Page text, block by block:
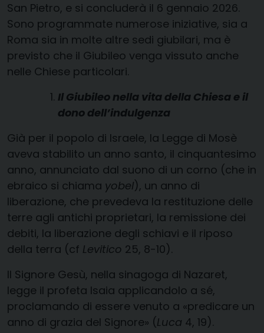
San Pietro, e si concluderà il 6 gennaio 2026.
Sono programmate numerose iniziative, sia a
Roma sia in molte altre sedi giubilari, ma è
previsto che il Giubileo venga vissuto anche
nelle Chiese particolari.
Il Giubileo nella vita della Chiesa e il
dono dell’indulgenza
Già per il popolo di Israele, la Legge di Mosè
aveva stabilito un anno santo, il cinquantesimo
anno, annunciato dal suono di un corno (che in
ebraico si chiama yobel), un anno di
liberazione, che prevedeva la restituzione delle
terre agli antichi proprietari, la remissione dei
debiti, la liberazione degli schiavi e il riposo
della terra (cf Levitico 25, 8-10).
Il Signore Gesù, nella sinagoga di Nazaret,
legge il profeta Isaia applicandolo a sé,
proclamando di essere venuto a «predicare un
anno di grazia del Signore» (Luca 4, 19).